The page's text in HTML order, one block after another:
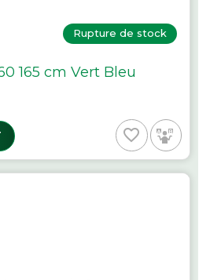
Rupture de stock
165 cm Vert Bleu
favorite_border